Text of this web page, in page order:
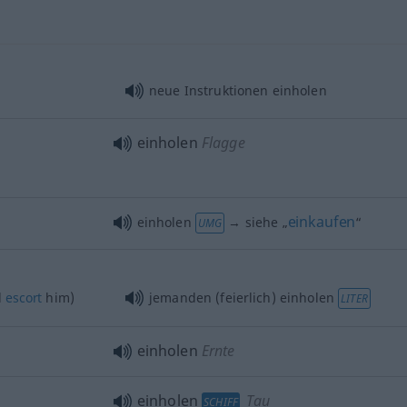
neue Instruktionen einholen
einholen Flagge
einholen UMG → siehe „einkaufen“
escort him) jemanden (feierlich) einholen LITER
einholen Ernte
einholen SCHIFF Tau